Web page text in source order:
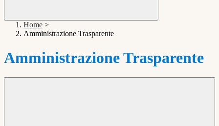
Home >
Amministrazione Trasparente
Amministrazione Trasparente